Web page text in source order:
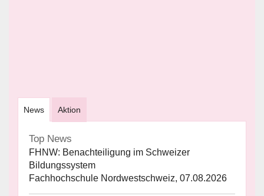
News Aktion
Top News
FHNW: Benachteiligung im Schweizer
Bildungssystem
Fachhochschule Nordwestschweiz, 07.08.2026